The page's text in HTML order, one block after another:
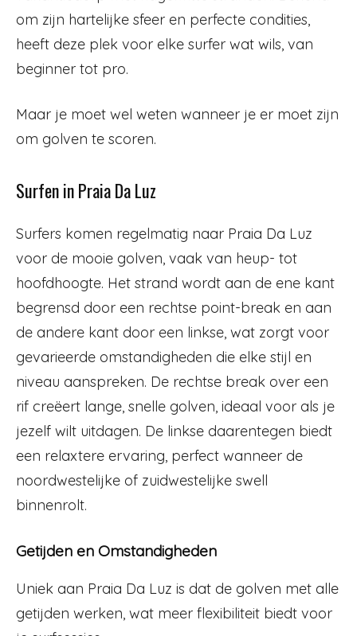
om zijn hartelijke sfeer en perfecte condities,
heeft deze plek voor elke surfer wat wils, van
beginner tot pro.
Maar je moet wel weten wanneer je er moet zijn
om golven te scoren.
Surfen in Praia Da Luz
Surfers komen regelmatig naar Praia Da Luz
voor de mooie golven, vaak van heup- tot
hoofdhoogte. Het strand wordt aan de ene kant
begrensd door een rechtse point-break en aan
de andere kant door een linkse, wat zorgt voor
gevarieerde omstandigheden die elke stijl en
niveau aanspreken. De rechtse break over een
rif creëert lange, snelle golven, ideaal voor als je
jezelf wilt uitdagen. De linkse daarentegen biedt
een relaxtere ervaring, perfect wanneer de
noordwestelijke of zuidwestelijke swell
binnenrolt.
Getijden en Omstandigheden
Uniek aan Praia Da Luz is dat de golven met alle
getijden werken, wat meer flexibiliteit biedt voor